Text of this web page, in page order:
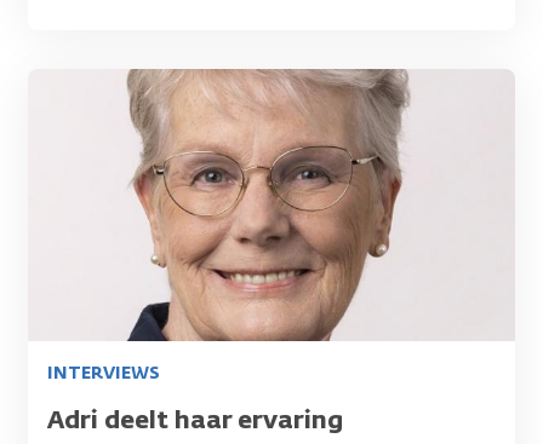
Afbeelding
INTERVIEWS
Titel
Adri deelt haar ervaring